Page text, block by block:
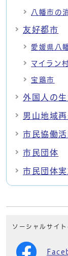
八幡市の
友好都市
愛媛県八
マイラン村
宝鶏市
外国人の
男山地域再
市民協働
市民団体
市民団体
ソーシャルサイ